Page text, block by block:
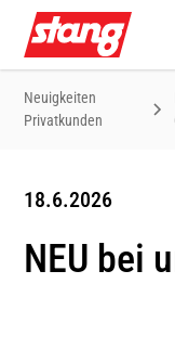
Neuigkeiten
Privatkunden
18.6.2026
NEU bei